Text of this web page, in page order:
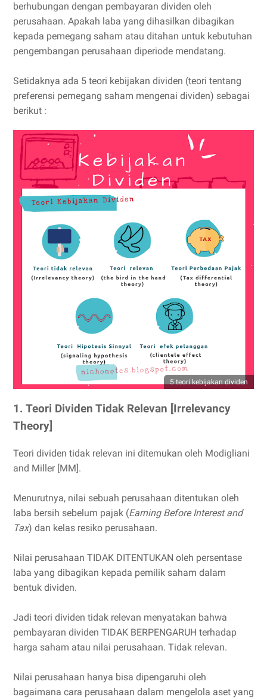
berhubungan dengan pembayaran dividen oleh
perusahaan. Apakah laba yang dihasilkan dibagikan
kepada pemegang saham atau ditahan untuk kebutuhan
pengembangan perusahaan diperiode mendatang.
Setidaknya ada 5 teori kebijakan dividen (teori tentang
preferensi pemegang saham mengenai dividen) sebagai
berikut :
5 teori kebijakan dividen
1. Teori Dividen Tidak Relevan [Irrelevancy
Theory]
Teori dividen tidak relevan ini ditemukan oleh Modigliani
and Miller [MM].
Menurutnya, nilai sebuah perusahaan ditentukan oleh
laba bersih sebelum pajak (Earning Before Interest and
Tax) dan kelas resiko perusahaan.
Nilai perusahaan TIDAK DITENTUKAN oleh persentase
laba yang dibagikan kepada pemilik saham dalam
bentuk dividen.
Jadi teori dividen tidak relevan menyatakan bahwa
pembayaran dividen TIDAK BERPENGARUH terhadap
harga saham atau nilai perusahaan. Tidak relevan.
Nilai perusahaan hanya bisa dipengaruhi oleh
bagaimana cara perusahaan dalam mengelola aset yang